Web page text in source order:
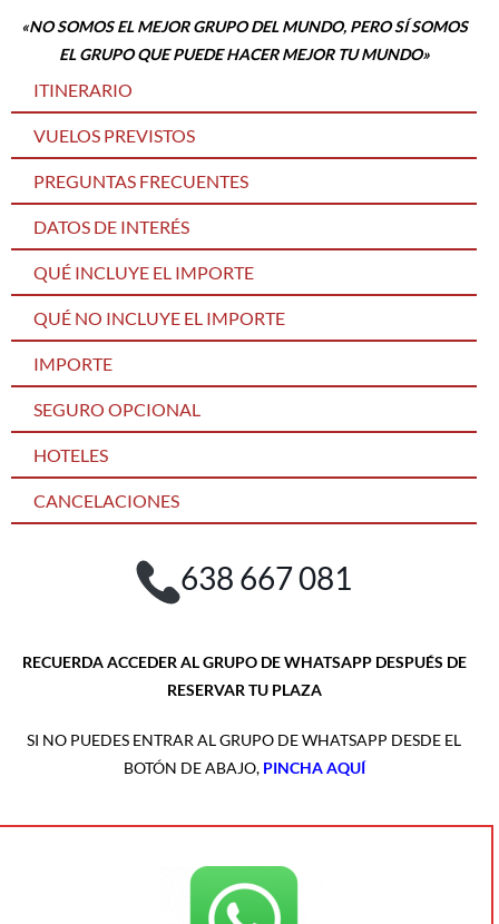
«NO SOMOS EL MEJOR GRUPO DEL MUNDO, PERO SÍ SOMOS
EL GRUPO QUE PUEDE HACER MEJOR TU MUNDO»
ITINERARIO
VUELOS PREVISTOS
PREGUNTAS FRECUENTES
DATOS DE INTERÉS
QUÉ INCLUYE EL IMPORTE
QUÉ NO INCLUYE EL IMPORTE
IMPORTE
SEGURO OPCIONAL
HOTELES
CANCELACIONES
638 667 081
RECUERDA ACCEDER AL GRUPO DE WHATSAPP DESPUÉS DE
RESERVAR TU PLAZA
SI NO PUEDES ENTRAR AL GRUPO DE WHATSAPP DESDE EL
BOTÓN DE ABAJO,PINCHA AQUÍ